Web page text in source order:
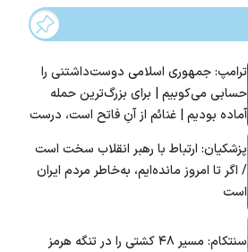
ترامپ: جمهوری اسلامی دوست‌داشتنی را
حسابی می‌کوبیم | برای بزرگ‌ترین حمله
آماده بودیم | غنائم از آنِ فاتح است، درست
پزشکیان: ارتباط با رهبر انقلاب سخت است
/ اگر تا امروز مانده‌ایم، به‌خاطر مردم ایران
است
سنتکام: مسیر ۴۸ کشتی را در تنگه هرمز